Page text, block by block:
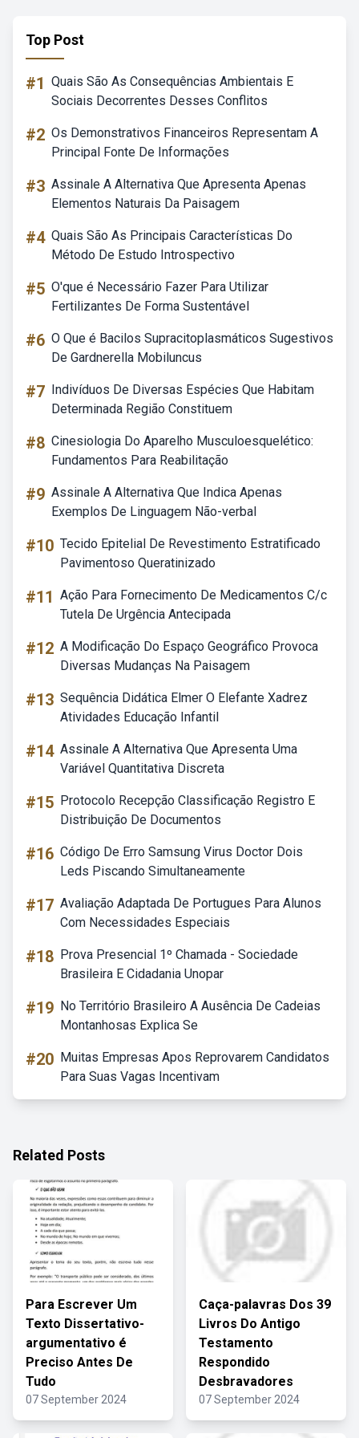
Top Post
#1 Quais São As Consequências Ambientais E
Sociais Decorrentes Desses Conflitos
#2 Os Demonstrativos Financeiros Representam A
Principal Fonte De Informações
#3 Assinale A Alternativa Que Apresenta Apenas
Elementos Naturais Da Paisagem
#4 Quais São As Principais Características Do
Método De Estudo Introspectivo
#5 O'que é Necessário Fazer Para Utilizar
Fertilizantes De Forma Sustentável
#6 O Que é Bacilos Supracitoplasmáticos Sugestivos
De Gardnerella Mobiluncus
#7 Indivíduos De Diversas Espécies Que Habitam
Determinada Região Constituem
#8 Cinesiologia Do Aparelho Musculoesquelético:
Fundamentos Para Reabilitação
#9 Assinale A Alternativa Que Indica Apenas
Exemplos De Linguagem Não-verbal
#10 Tecido Epitelial De Revestimento Estratificado
Pavimentoso Queratinizado
#11 Ação Para Fornecimento De Medicamentos C/c
Tutela De Urgência Antecipada
#12 A Modificação Do Espaço Geográfico Provoca
Diversas Mudanças Na Paisagem
#13 Sequência Didática Elmer O Elefante Xadrez
Atividades Educação Infantil
#14 Assinale A Alternativa Que Apresenta Uma
Variável Quantitativa Discreta
#15 Protocolo Recepção Classificação Registro E
Distribuição De Documentos
#16 Código De Erro Samsung Virus Doctor Dois
Leds Piscando Simultaneamente
#17 Avaliação Adaptada De Portugues Para Alunos
Com Necessidades Especiais
#18 Prova Presencial 1º Chamada - Sociedade
Brasileira E Cidadania Unopar
#19 No Território Brasileiro A Ausência De Cadeias
Montanhosas Explica Se
#20 Muitas Empresas Apos Reprovarem Candidatos
Para Suas Vagas Incentivam
Related Posts
Para Escrever Um
Texto Dissertativo-
argumentativo é
Preciso Antes De
Tudo
07 September 2024
Caça-palavras Dos 39
Livros Do Antigo
Testamento
Respondido
Desbravadores
07 September 2024